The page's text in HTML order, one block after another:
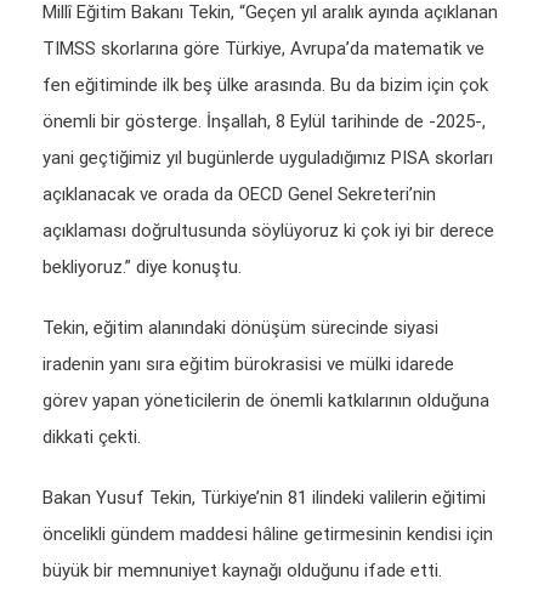
Millî Eğitim Bakanı Tekin, “Geçen yıl aralık ayında açıklanan
TIMSS skorlarına göre Türkiye, Avrupa’da matematik ve
fen eğitiminde ilk beş ülke arasında. Bu da bizim için çok
önemli bir gösterge. İnşallah, 8 Eylül tarihinde de -2025-,
yani geçtiğimiz yıl bugünlerde uyguladığımız PISA skorları
açıklanacak ve orada da OECD Genel Sekreteri’nin
açıklaması doğrultusunda söylüyoruz ki çok iyi bir derece
bekliyoruz.” diye konuştu.
Tekin, eğitim alanındaki dönüşüm sürecinde siyasi
iradenin yanı sıra eğitim bürokrasisi ve mülki idarede
görev yapan yöneticilerin de önemli katkılarının olduğuna
dikkati çekti.
Bakan Yusuf Tekin, Türkiye’nin 81 ilindeki valilerin eğitimi
öncelikli gündem maddesi hâline getirmesinin kendisi için
büyük bir memnuniyet kaynağı olduğunu ifade etti.